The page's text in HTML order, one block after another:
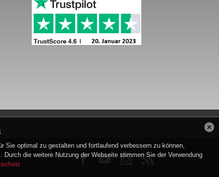
 
Sie optimal zu gestalten und fortlaufend verbessern zu können,
Durch die weitere Nutzung der Webseite stimmen Sie der Verwendung